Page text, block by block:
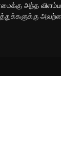
அந்த